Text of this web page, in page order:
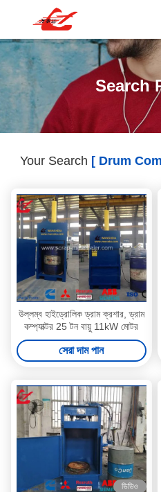
Search
Your Search [ Drum
উল্লম্ব হাইড্রোলিক ড্রাম ক্রশার, ড্রাম
কম্প্যাক্টর 25 টন বায়ু 11kW মোটর
সেরা দাম পান
ভিডিও